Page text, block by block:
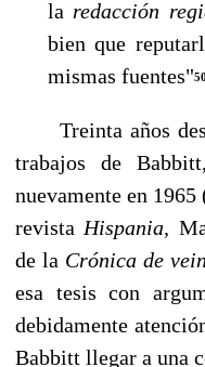
la redacción
bien que
mismas fuentes"50
Treinta años
trabajos de
nuevamente en
revista Hispania,
de la Crónica de
esa tesis con
debidamente
Babbitt llegar a una